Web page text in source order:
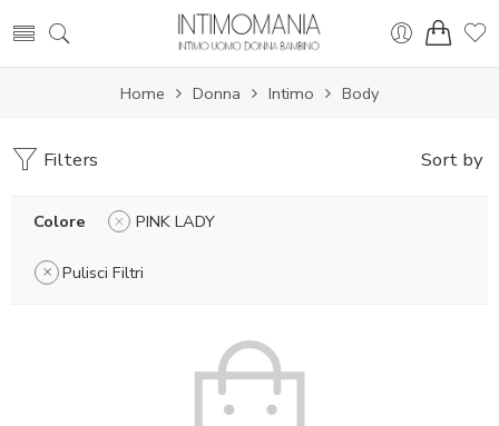
Home Donna Intimo Body
Filters Sort by
Colore PINK LADY
Pulisci Filtri